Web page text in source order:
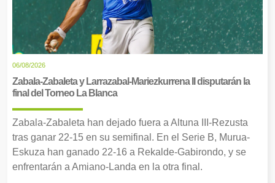
06/08/2026
Zabala-Zabaleta y Larrazabal-Mariezkurrena II disputarán la
final del Torneo La Blanca
Zabala-Zabaleta han dejado fuera a Altuna III-Rezusta
tras ganar 22-15 en su semifinal. En el Serie B, Murua-
Eskuza han ganado 22-16 a Rekalde-Gabirondo, y se
enfrentarán a Amiano-Landa en la otra final.